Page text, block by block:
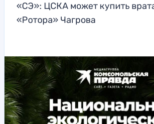
«СЭ»: ЦСКА может купить
«Ротора» Чагрова